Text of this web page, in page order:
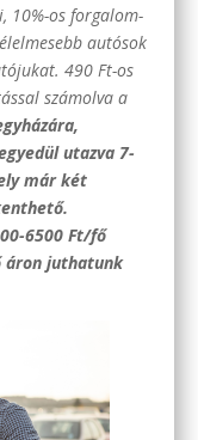
10%-os forgalom-
autósok
490 Ft-os
számolva a
utazva 7-
már két
6500 Ft/fő
áron juthatunk